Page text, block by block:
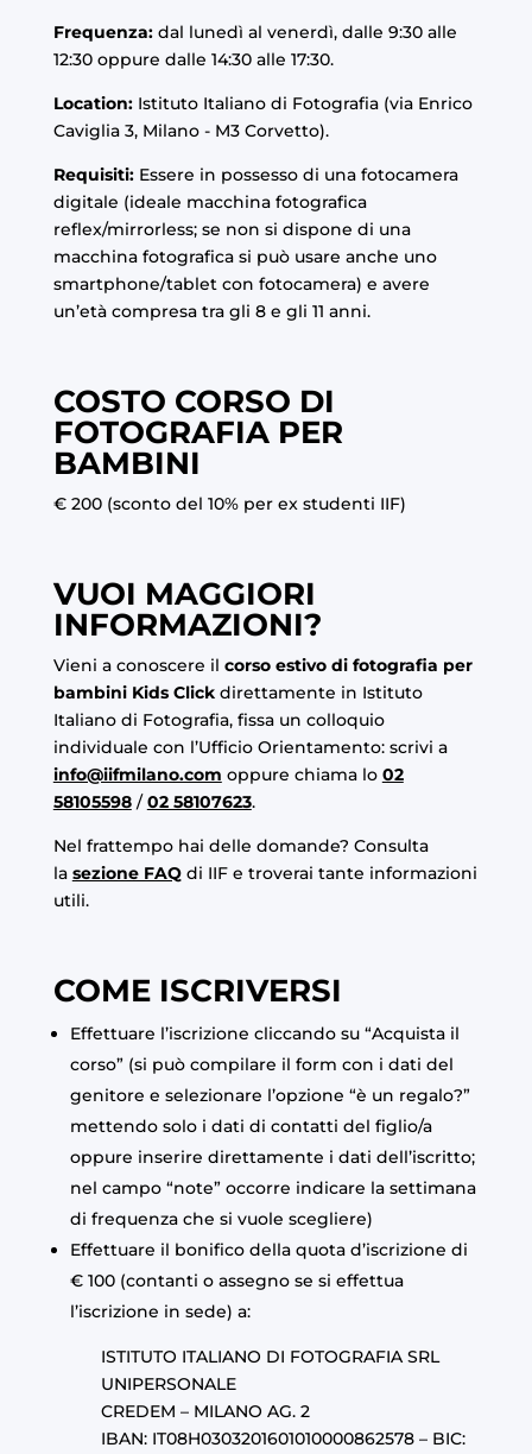
Frequenza:dal lunedì al venerdì, dalle 9:30 alle
12:30 oppure dalle 14:30 alle 17:30.
Location: Istituto Italiano di Fotografia (via Enrico
Caviglia 3, Milano - M3 Corvetto).
Requisiti:Essere in possesso di una fotocamera
digitale (ideale macchina fotografica
reflex/mirrorless; se non si dispone di una
macchina fotografica si può usare anche uno
smartphone/tablet con fotocamera) e avere
un’età compresa tra gli 8 e gli 11 anni.
COSTO CORSO DI
FOTOGRAFIA PER
BAMBINI
€ 200 (sconto del 10% per ex studenti IIF)
VUOI MAGGIORI
INFORMAZIONI?
Vieni a conoscere il corso estivo di fotografia per
bambini Kids Clickdirettamente in Istituto
Italiano di Fotografia, fissa un colloquio
individuale con l’Ufficio Orientamento: scrivi a
info@iifmilano.com oppure chiama lo 02
58105598/02 58107623.
Nel frattempo hai delle domande? Consulta
la sezione FAQ di IIF e troverai tante informazioni
utili.
COME ISCRIVERSI
Effettuare l’iscrizione cliccando su “Acquista il
corso” (si può compilare il form con i dati del
genitore e selezionare l’opzione “è un regalo?”
mettendo solo i dati di contatti del figlio/a
oppure inserire direttamente i dati dell’iscritto;
nel campo “note” occorre indicare la settimana
di frequenza che si vuole scegliere)
Effettuare il bonifico della quota d’iscrizione di
€ 100 (contanti o assegno se si effettua
l’iscrizione in sede) a:
ISTITUTO ITALIANO DI FOTOGRAFIA SRL
UNIPERSONALE
CREDEM – MILANO AG. 2
IBAN: IT08H0303201601010000862578 – BIC: